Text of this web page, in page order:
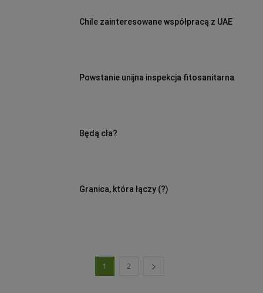
Chile zainteresowane współpracą z UAE
Powstanie unijna inspekcja fitosanitarna
Będą cła?
Granica, która łączy (?)
1 2